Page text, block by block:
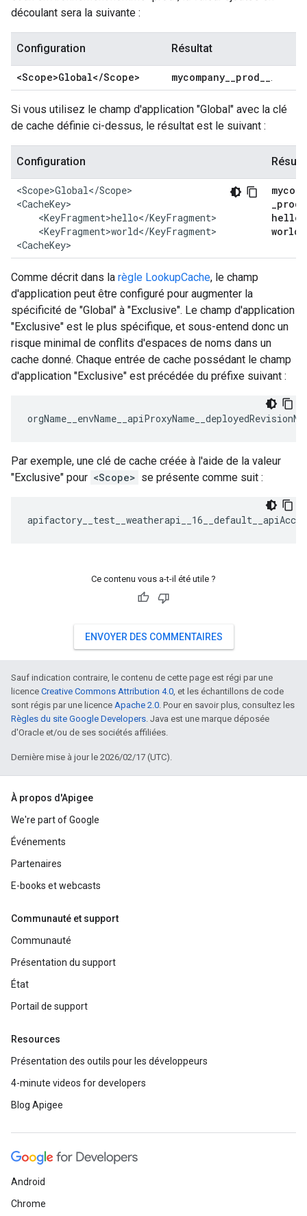
découlant sera la suivante :
Configuration Résultat
<Scope>Global</Scope> mycompany__prod__
Si vous utilisez le champ d'application "Global" avec la clé
de cache définie ci-dessus, le résultat est le suivant :
Configuration
<Scope>Global</Scope>
<CacheKey>
    <KeyFragment>hello</KeyFragment>
    <KeyFragment>world</KeyFragment>
<CacheKey>
_prod
hello
world
Comme décrit dans la règle LookupCache, le champ
d'application peut être configuré pour augmenter la
spécificité de "Global" à "Exclusive". Le champ d'application
"Exclusive" est le plus spécifique, et sous-entend donc un
risque minimal de conflits d'espaces de noms dans un
cache donné. Chaque entrée de cache possédant le champ
d'application "Exclusive" est précédée du préfixe suivant :
Par exemple, une clé de cache créée à l'aide de la valeur
"Exclusive" pour <Scope> se présente comme suit :
Ce contenu vous a-t-il été utile ?
ENVOYER DES COMMENTAIRES
Sauf indication contraire, le contenu de cette page est régi par une
licence Creative Commons Attribution 4.0, et les échantillons de code
sont régis par une licence Apache 2.0. Pour en savoir plus, consultez les
Règles du site Google Developers. Java est une marque déposée
d'Oracle et/ou de ses sociétés affiliées.
Dernière mise à jour le 2026/02/17 (UTC).
À propos d'Apigee
We're part of Google
Événements
Partenaires
E-books et webcasts
Communauté et support
Communauté
Présentation du support
État
Portail de support
Resources
Présentation des outils pour les développeurs
4-minute videos for developers
Blog Apigee
Android
Chrome